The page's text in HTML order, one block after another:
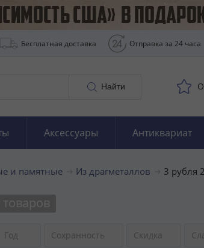
Бесплатная доставка Отправка за 24 часа
Найти
Аксессуары Антиквариат
и памятные Из драгметаллов 3 рубля
товаров
Год Сохранность Скидка